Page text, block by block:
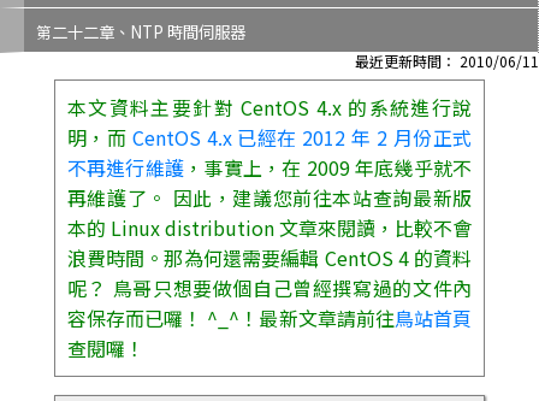
第二十二章、NTP 時間伺服器
最近更新時間： 2010/06/11
本文資料主要針對 CentOS 4.x 的系統進行說
明，而CentOS 4.x 已經在 2012 年 2 月份正式
不再進行維護 ，事實上，在 2009 年底幾乎就不
再維護了。 因此，建議您前往本站查詢最新版
本的 Linux distribution 文章來閱讀，比較不會
浪費時間。那為何還需要編輯 CentOS 4 的資料
呢？ 鳥哥只想要做個自己曾經撰寫過的文件內
容保存而已囉！ ^_^！最新文章請前往鳥站首頁
查閱囉！